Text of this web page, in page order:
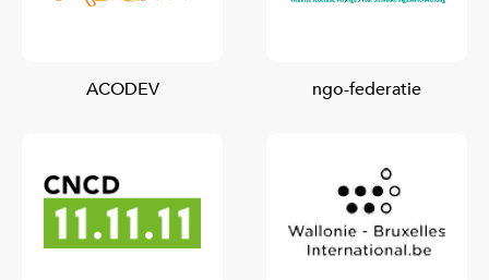
ACODEV ngo-federatie